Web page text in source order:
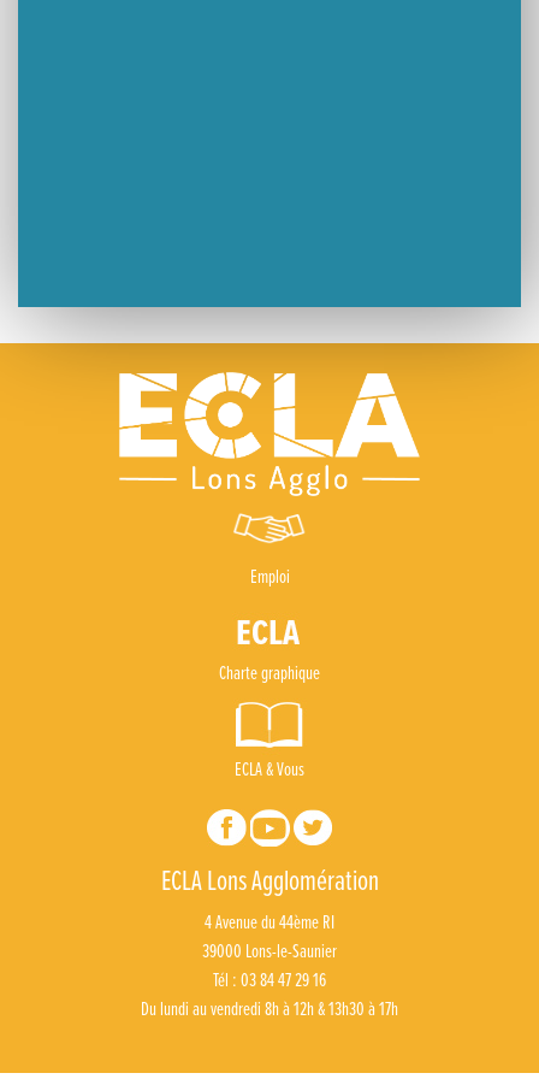
Emploi
Charte graphique
ECLA & Vous
ECLA Lons Agglomération
4 Avenue du 44ème RI
39000 Lons-le-Saunier
Tél : 03 84 47 29 16
Du lundi au vendredi 8h à 12h & 13h30 à 17h